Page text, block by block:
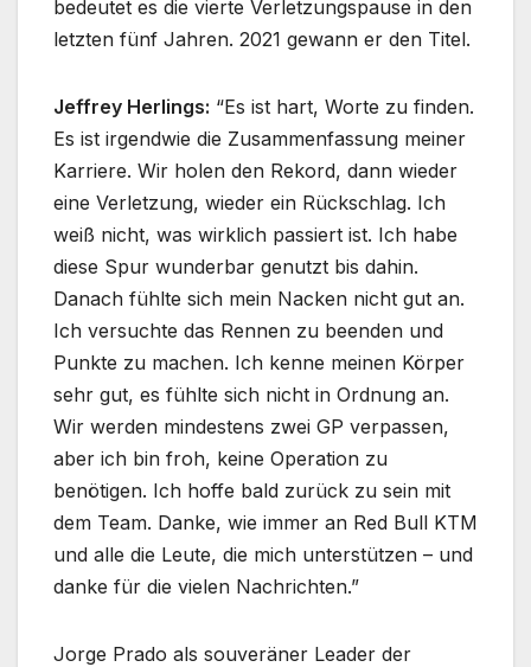
bedeutet es die vierte Verletzungspause in den
letzten fünf Jahren. 2021 gewann er den Titel.
Jeffrey Herlings: “Es ist hart, Worte zu finden.
Es ist irgendwie die Zusammenfassung meiner
Karriere. Wir holen den Rekord, dann wieder
eine Verletzung, wieder ein Rückschlag. Ich
weiß nicht, was wirklich passiert ist. Ich habe
diese Spur wunderbar genutzt bis dahin.
Danach fühlte sich mein Nacken nicht gut an.
Ich versuchte das Rennen zu beenden und
Punkte zu machen. Ich kenne meinen Körper
sehr gut, es fühlte sich nicht in Ordnung an.
Wir werden mindestens zwei GP verpassen,
aber ich bin froh, keine Operation zu
benötigen. Ich hoffe bald zurück zu sein mit
dem Team. Danke, wie immer an Red Bull KTM
und alle die Leute, die mich unterstützen – und
danke für die vielen Nachrichten.”
Jorge Prado als souveräner Leader der